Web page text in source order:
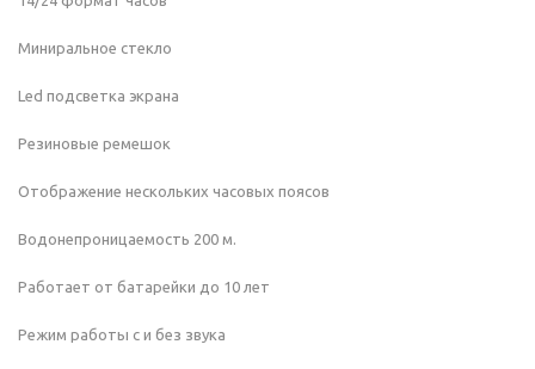
Миниральное стекло
Led подсветка экрана
Резиновые ремешок
Отображение нескольких часовых поясов
Водонепроницаемость 200 м.
Работает от батарейки до 10 лет
Режим работы с и без звука